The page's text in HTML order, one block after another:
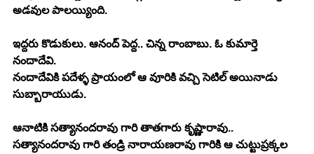
అడవుల పాలయ్యింది.
ఇద్దరు కొడుకులు. ఆనంద్ పెద్ద.. చిన్న రాంబాబు. ఓ కుమార్తె
నందాదేవి.
నందాదేవికి పదేళ్ళ ప్రాయంలో ఆ వూరికి వచ్చి సెటిల్ అయినాడు
సుబ్బారాయుడు.
ఆనాటికి సత్యానందరావు గారి తాతగారు కృష్ణారావు..
సత్యానందరావు గారి తండ్రి నారాయణరావు గారికి ఆ చుట్టుప్రక్కల